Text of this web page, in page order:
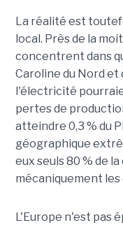
La réalité est
local. Près de la
concentrent dans
Caroline du Nord et
l'électricité
pertes de
atteindre 0,3 % du
géographique
eux seuls 80 % de
mécaniquement les
L'Europe n'est pas